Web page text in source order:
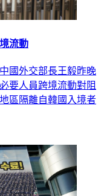
流動
國外交部長王毅昨晚
要人員跨境流動對阻
區隔離自韓國入境者